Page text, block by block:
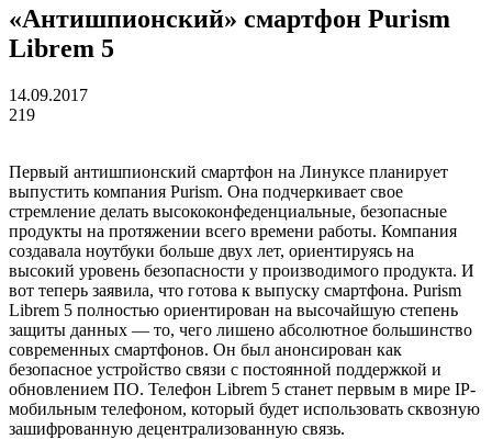
«Антишпионский» смартфон Purism
Librem 5
14.09.2017
219
Первый антишпионский смартфон на Линуксе планирует
выпустить компания Purism. Она подчеркивает свое
стремление делать высококонфеденциальные, безопасные
продукты на протяжении всего времени работы. Компания
создавала ноутбуки больше двух лет, ориентируясь на
высокий уровень безопасности у производимого продукта. И
вот теперь заявила, что готова к выпуску смартфона. Purism
Librem 5 полностью ориентирован на высочайшую степень
защиты данных — то, чего лишено абсолютное большинство
современных смартфонов. Он был анонсирован как
безопасное устройство связи с постоянной поддержкой и
обновлением ПО. Телефон Librem 5 станет первым в мире IP-
мобильным телефоном, который будет использовать сквозную
зашифрованную децентрализованную связь.